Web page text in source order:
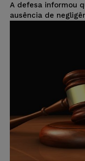
A defesa informou
ausência de